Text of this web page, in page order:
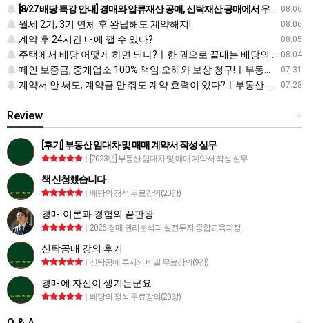
08.06
[8/27 배당 특강 안내] 경매와 압류재산 공매, 신탁재산 공매에서 우선순위에 따른 배당 방법
08.06
월세 2기, 3기 연체 후 완납해도 계약해지!
08.05
계약 후 24시간 내에 깰 수 있다?
08.04
주택에서 배당 어떻게 하면 되나?ㅣ한 권으로 끝내는 배당의 정석
07.31
떼인 보증금, 중개업소 100% 책임 오해와 보상 청구!ㅣ부동산 재테크 상식 사전
07.28
계약서 안 써도, 계약금 안 줘도 계약 효력이 있다?ㅣ부동산 재테크 상식 사전
+
Review
[후기] 부동산 임대차 및 매매 계약서 작성 실무
[2023년] 부동산 임대차 및 매매 계약서 작성 실무
책 신청했습니다
배당의 정석 무료강의(20강)
경매 이론과 경험의 끝판왕
2026 경매 권리분석과 실전투자 종합교육과정
신탁공매 강의 후기
신탁공매 투자의 비밀 무료강의(9강)
경매에 자신이 생기는군요.
배당의 정석 무료강의(20강)